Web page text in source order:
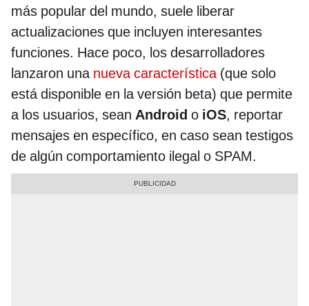
más popular del mundo, suele liberar
actualizaciones que incluyen interesantes
funciones. Hace poco, los desarrolladores
lanzaron una nueva característica(que solo
está disponible en la versión beta) que permite
a los usuarios, sean Android o iOS, reportar
mensajes en específico, en caso sean testigos
de algún comportamiento ilegal o SPAM.